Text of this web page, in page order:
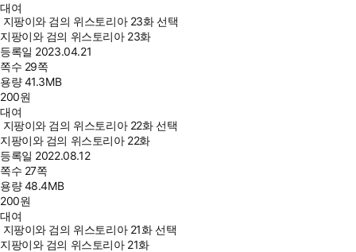
대여
지팡이와 검의 위스토리아 23화 선택
지팡이와 검의 위스토리아 23화
등록일 2023.04.21
쪽수 29쪽
용량41.3MB
200원
대여
지팡이와 검의 위스토리아 22화 선택
지팡이와 검의 위스토리아 22화
등록일 2022.08.12
쪽수 27쪽
용량48.4MB
200원
대여
지팡이와 검의 위스토리아 21화 선택
지팡이와 검의 위스토리아 21화